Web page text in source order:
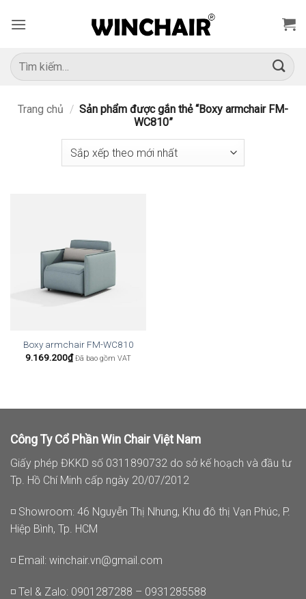
qua
dung
Tìm
kiếm:
Trang chủ / Sản phẩm được gắn thẻ “Boxy armchair FM-
WC810”
Boxy armchair FM-WC810
9.169.200₫ Đã bao gồm VAT
Công Ty Cổ Phần Win Chair Việt Nam
Giấy phép ĐKKD số 0311890732 do sở kế hoạch và đầu tư
Tp. Hồ Chí Minh cấp ngày 20/07/2012
◽ Showroom: 46 Nguyễn Thị Nhung, Khu đô thị Vạn Phúc, P.
Hiệp Bình, Tp. HCM
◽ Email: winchair.vn@gmail.com
◽ Tel & Zalo: 0901287288 – 0931285588